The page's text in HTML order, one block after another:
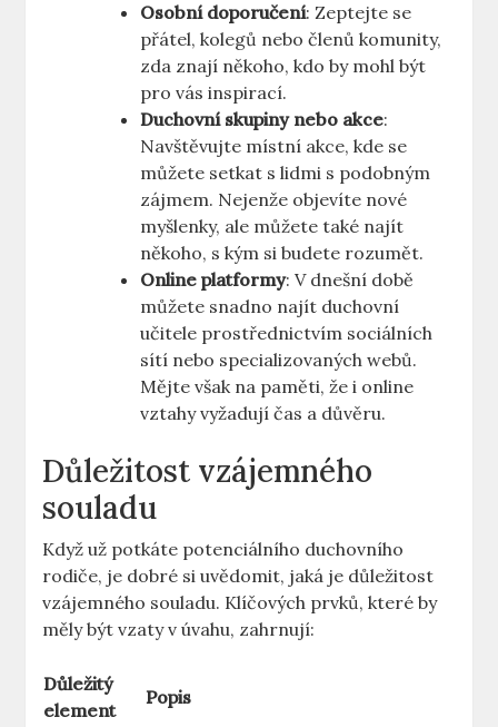
Osobní doporučení: Zeptejte se
přátel, kolegů nebo členů komunity,
zda znají někoho, kdo by mohl být
pro vás inspirací.
Duchovní skupiny nebo akce:
Navštěvujte místní akce, kde se
můžete setkat s lidmi s podobným
zájmem. Nejenže objevíte nové
myšlenky, ale můžete také najít
někoho, s kým si budete rozumět.
Online platformy: V dnešní době
můžete snadno najít duchovní
učitele prostřednictvím sociálních
sítí nebo specializovaných webů.
Mějte však na paměti, že i online
vztahy vyžadují čas a důvěru.
Důležitost vzájemného
souladu
Když už potkáte potenciálního duchovního
rodiče, je dobré si uvědomit, jaká je důležitost
vzájemného souladu. Klíčových prvků, které by
měly být vzaty v úvahu, zahrnují:
Důležitý
element
Popis